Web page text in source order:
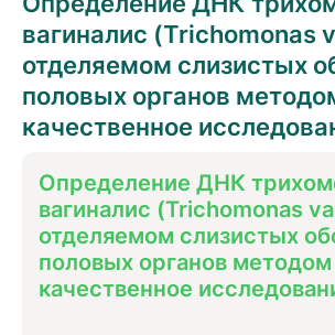
вагиналис (Trichomonas
отделяемом слизистых
половых органов
качественное
Определение ДНК
вагиналис (Trichomonas
отделяемом слизистых
половых органов
качественное